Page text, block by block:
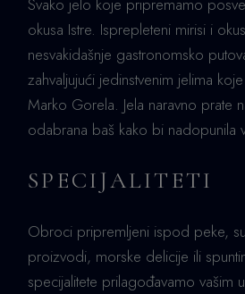
Svako jelo koje pripremamo
okusa Istre. Isprepleteni mirisi i
nesvakidašnje gastronomsko
zahvaljujući jedinstvenim jelima
Marko Gorela. Jela naravno prate
odabrana baš kako bi nadopunila
SPECIJALITETI
Obroci pripremljeni ispod peke,
proizvodi, morske delicije ili
specijalitete prilagođavamo vašim